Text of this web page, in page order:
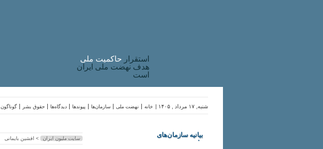
استقرار حاکميت ملی
هدف نهضت ملی ایران
است
گوناگون حقوق بشر دیدگاه‌ها پیوندها سازمان‌ها نهضت ملی خانه شنبه, ۱۷ مرداد , ۱۴۰۵ |
سایت ملیون ایران > افشین بایمانی
بیانیه سازمان‌های
ملی